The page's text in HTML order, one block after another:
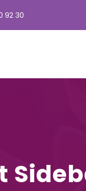
92 30